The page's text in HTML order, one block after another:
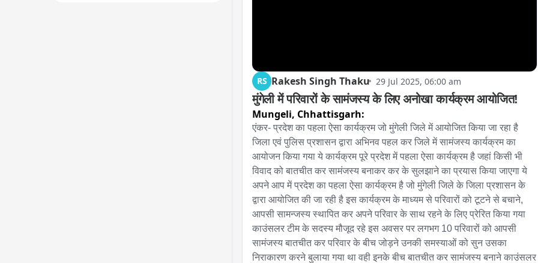
RS Rakesh Singh Thaku 29 Jul 2025, 06:00 am
मुंगेली में परिवारों के सामंजस्य के लिए अनोखा कार्यक्रम आयोजित!
Mungeli, Chhattisgarh:
एंकर- प्रदेश का पहला ऐसा कार्यक्रम जो मुंगेली जिले में आयोजित किया जा रहा है
जिला एवं पुलिस प्रशासन द्वारा अभिनव पहल कर जिले में सामंजस्य कार्यक्रम का
आयोजन किया गया ये कार्यक्रम पूरे प्रदेश में पहला ऐसा कार्यक्रम है जहां किसी भी
विवाद को बातचीत कर सामंजस्य बनाकर कर के सुलझाने का प्रयास किया जाएगा ये
अपने आप में प्रदेश का पहला ऐसा कार्यक्रम है जो मुंगेली जिले के जिला प्रशासन के
द्वारा आयोजित की जा रही है इस कार्यक्रम के माध्यम से परिवारों को टूटने से बचाने,
आपसी सामन्जस्य स्थापित कर अपने परिवार के साथ रहने के लिए प्रेरित किया गया
काउंसलर टीम के सदस्य मौजूद रहे इस अवसर पर लगभग 10 परिवारों को आपसी
सामंजस्य बातचीत कर परिवार के बीच जोड़ने उनकी समस्याओं को सुन उसका
निराकारण करने बुलाया गया था वही इनके बीच बातचीत कर सामंजस्य बनाने काउंसलर